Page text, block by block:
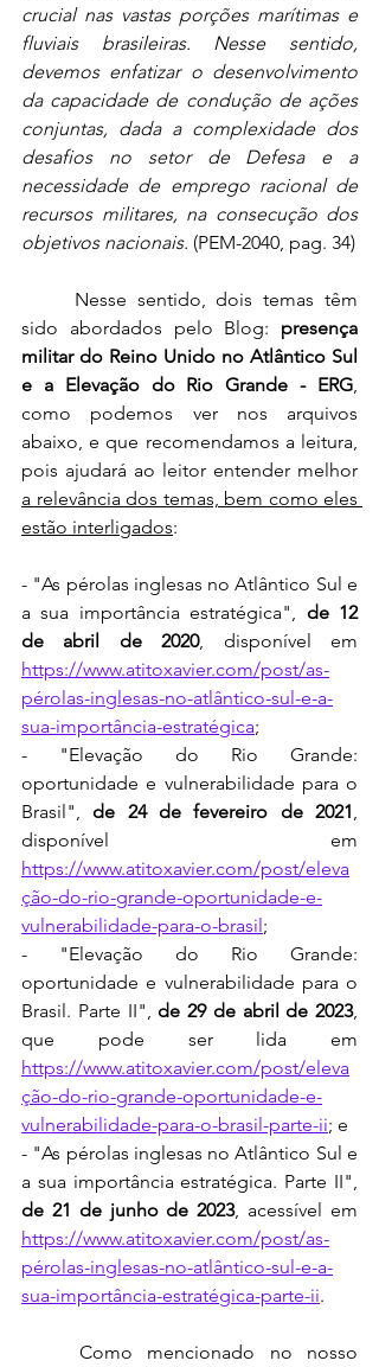
crucial nas vastas porções marítimas e
fluviais brasileiras. Nesse sentido,
devemos enfatizar o desenvolvimento
da capacidade de condução de ações
conjuntas, dada a complexidade dos
desafios no setor de Defesa e a
necessidade de emprego racional de
recursos militares, na consecução dos
objetivos nacionais. (PEM-2040, pag. 34)
sido abordados pelo Blog: presença
militar do Reino Unido no Atlântico Sul
e a Elevação do Rio Grande - ERG,
como podemos ver nos arquivos
abaixo, e que recomendamos a leitura,
a relevância dos temas, bem como eles
estão interligados:
- "As pérolas inglesas no Atlântico Sul e
a sua importância estratégica", de 12
de abril de 2020
https://www.atitoxavier.com/post/as-
pérolas-inglesas-no-atlântico-sul-e-a-
sua-importância-estratégica;
- "Elevação do Rio Grande:
oportunidade e vulnerabilidade para o
Brasil", de 24 de fevereiro de 2021,
https://www.atitoxavier.com/post/eleva
ção-do-rio-grande-oportunidade-e-
vulnerabilidade-para-o-brasil ;
- "Elevação do Rio Grande:
oportunidade e vulnerabilidade para o
Brasil. Parte II", de 29 de abril de 2023,
https://www.atitoxavier.com/post/eleva
ção-do-rio-grande-oportunidade-e-
vulnerabilidade-para-o-brasil-parte-ii; e
- "As pérolas inglesas no Atlântico Sul e
de 21 de junho de 2023
https://www.atitoxavier.com/post/as-
pérolas-inglesas-no-atlântico-sul-e-a-
sua-importância-estratégica-parte-ii.